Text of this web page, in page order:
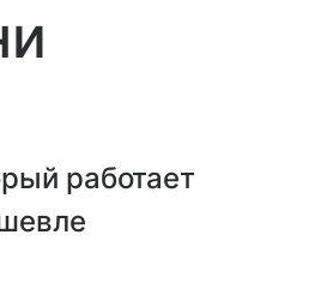
работает